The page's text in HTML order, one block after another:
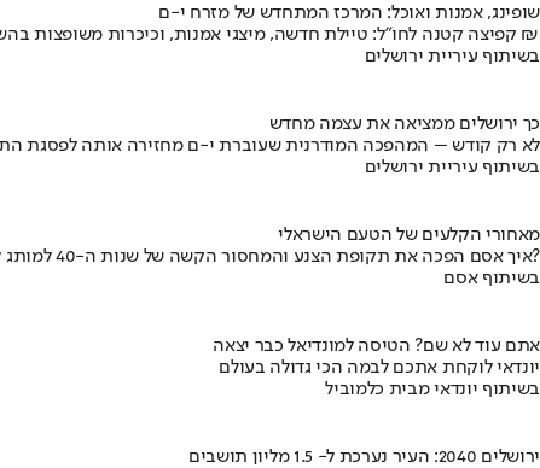
שופינג, אמנות ואוכל: המרכז המתחדש של מזרח י-ם
קפיצה קטנה לחו"ל: טיילת חדשה, מיצגי אמנות, וכיכרות משופצות בהשקעה של 100 מיליון ₪
בשיתוף עיריית ירושלים
כך ירושלים ממציאה את עצמה מחדש
לא רק קודש – המהפכה המודרנית שעוברת י-ם מחזירה אותה לפסגת
בשיתוף עיריית ירושלים
מאחורי הקלעים של הטעם הישראלי
איך אסם הפכה את תקופת הצנע והמחסור הקשה של שנות ה-40 למותג לאומי?
בשיתוף אסם
אתם עוד לא שם? הטיסה למונדיאל כבר יצאה
יונדאי לוקחת אתכם לבמה הכי גדולה בעולם
בשיתוף יונדאי מבית כלמוביל
ירושלים 2040: העיר נערכת ל- 1.5 מליון תושבים